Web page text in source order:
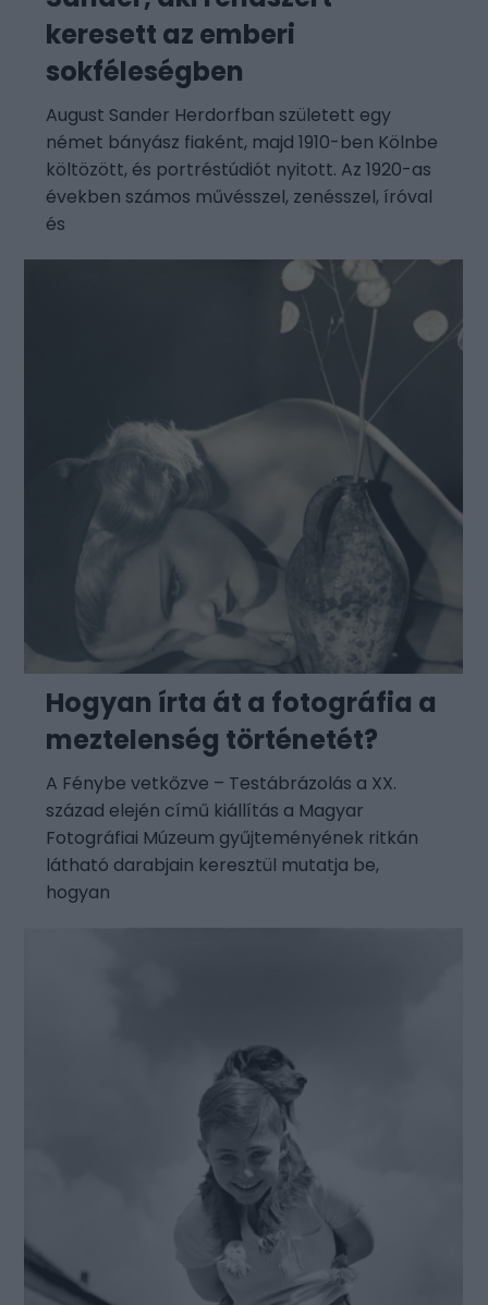
keresett az emberi
sokféleségben
August Sander Herdorfban született egy
német bányász fiaként, majd 1910-ben Kölnbe
költözött, és portréstúdiót nyitott. Az 1920-as
években számos művésszel, zenésszel, íróval
és
Hogyan írta át a fotográfia a
meztelenség történetét?
A Fénybe vetkőzve – Testábrázolás a XX.
század elején című kiállítás a Magyar
Fotográfiai Múzeum gyűjteményének ritkán
látható darabjain keresztül mutatja be,
hogyan